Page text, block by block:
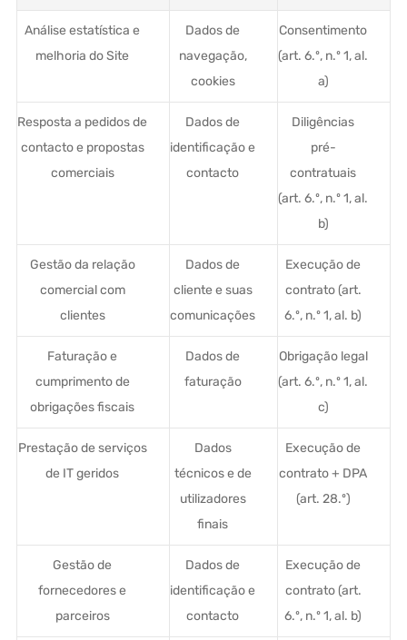
Análise estatística e
melhoria do Site
Dados de
navegação,
cookies
Consentimento
(art. 6.º, n.º 1, al.
a)
Resposta a pedidos de
contacto e propostas
comerciais
Dados de
identificação e
contacto
Diligências
pré-
contratuais
(art. 6.º, n.º 1, al.
b)
Gestão da relação
comercial com
clientes
Dados de
cliente e suas
comunicações
Execução de
contrato (art.
6.º, n.º 1, al. b)
Faturação e
cumprimento de
obrigações fiscais
Dados de
faturação
Obrigação legal
(art. 6.º, n.º 1, al.
c)
Prestação de serviços
de IT geridos
Dados
técnicos e de
utilizadores
finais
Execução de
contrato + DPA
(art. 28.º)
Gestão de
fornecedores e
parceiros
Dados de
identificação e
contacto
Execução de
contrato (art.
6.º, n.º 1, al. b)